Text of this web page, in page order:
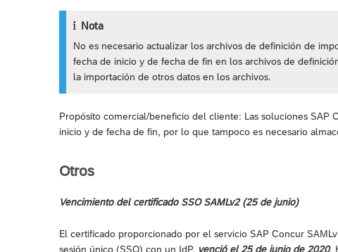
Nota
No es necesario actualizar los archivos de definición de
fecha de inicio y de fecha de fin en los archivos de
la importación de otros datos en los archivos.
Propósito comercial/beneficio del cliente: Las soluciones
inicio y de fecha de fin, por lo que tampoco es necesario
Otros
Vencimiento del certificado SSO SAMLv2 (25 de junio)
El certificado proporcionado por el servicio SAP Concur
sesión único (SSO) con un IdP, venció el 25 de junio de 2020.